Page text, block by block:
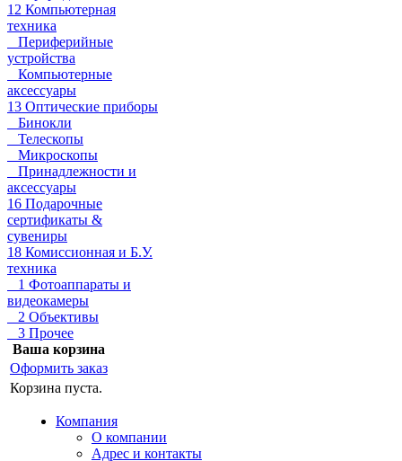
12 Компьютерная
техника
Периферийные
устройства
Компьютерные
аксессуары
13 Оптические приборы
Бинокли
Телескопы
Микроскопы
Принадлежности и
аксессуары
16 Подарочные
сертификаты &
сувениры
18 Комиссионная и Б.У.
техника
1 Фотоаппараты и
видеокамеры
2 Объективы
3 Прочее
Ваша корзина
Оформить заказ
Корзина пуста.
Компания
О компании
Адрес и контакты